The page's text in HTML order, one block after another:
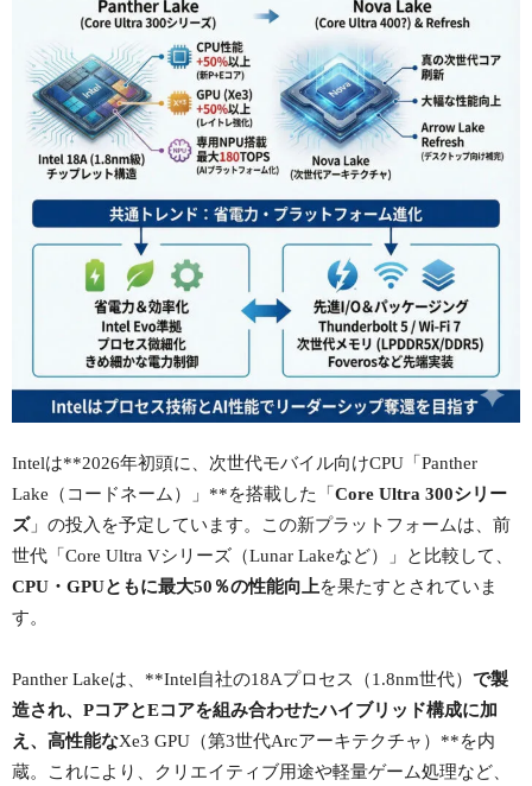
Intelは**2026年初頭に、次世代モバイル向けCPU「Panther
Lake（コードネーム）」**を搭載した「 Core Ultra 300シリー
ズ」の投入を予定しています。この新プラットフォームは、前
世代「Core Ultra Vシリーズ（Lunar Lakeなど）」と比較して、
CPU・GPUともに最大50％の性能向上を果たすとされていま
す。
Panther Lakeは、**Intel自社の18Aプロセス（1.8nm世代） で製
造され、PコアとEコアを組み合わせたハイブリッド構成に加
え、高性能なXe3 GPU（第3世代Arcアーキテクチャ）**を内
蔵。これにより、クリエイティブ用途や軽量ゲーム処理など、